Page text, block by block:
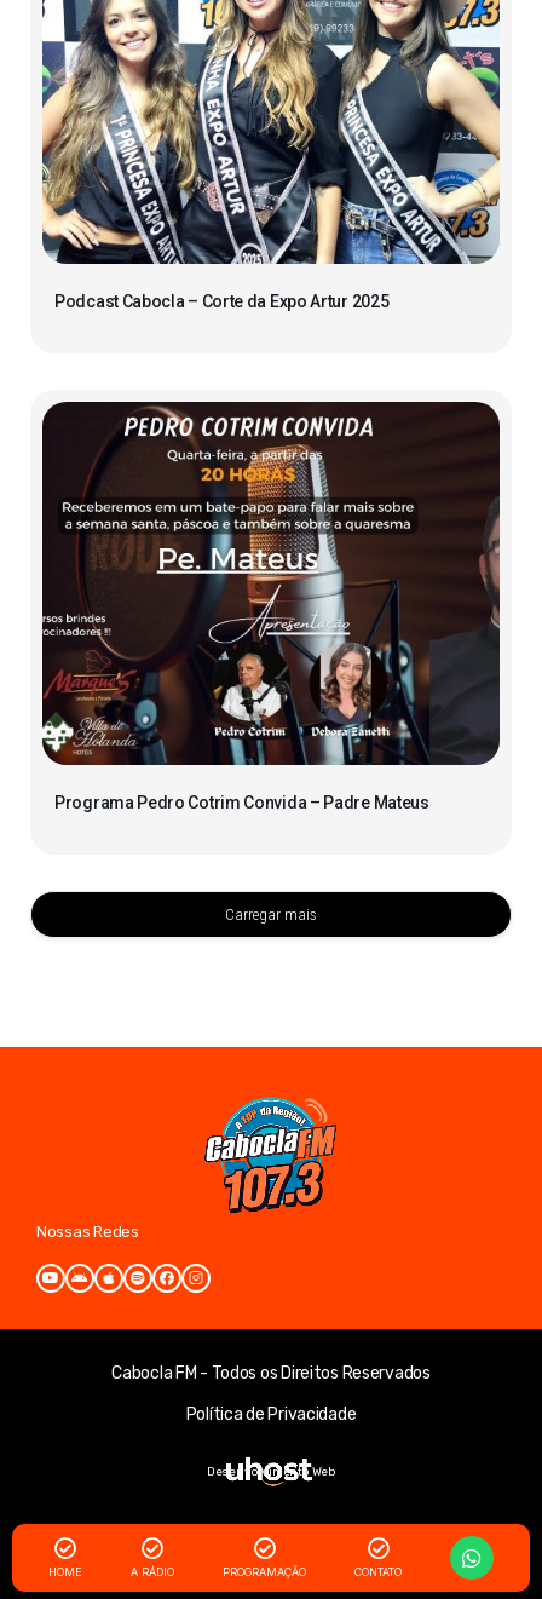
Podcast Cabocla – Corte da Expo Artur 2025
Programa Pedro Cotrim Convida – Padre Mateus
Carregar mais
Nossas Redes
Cabocla FM - Todos os Direitos Reservados
Política de Privacidade
Desenvolvimento Web
HOME A RÁDIO PROGRAMAÇÃO CONTATO